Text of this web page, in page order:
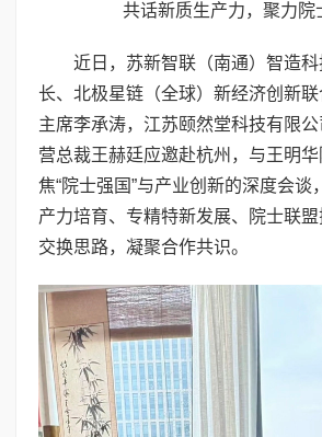
共话新质生产力，聚力院
近日，苏新智联（南通）智造
长、北极星链（全球）新经济创新
主席李承涛，江苏颐然堂科技有限
营总裁王赫廷应邀赴杭州，与王明
焦“院士强国”与产业创新的深度会谈
产力培育、专精特新发展、院士联
交换思路，凝聚合作共识。